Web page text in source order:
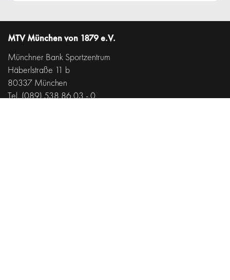
MTV München von 1879 e.V.
Münchner Bank Sportzentrum
Häberlstraße 11 b
80337 München
Tel. (089) 538 86 03 - 0